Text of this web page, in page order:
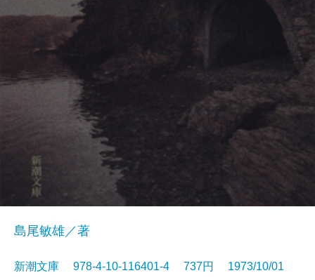
島尾敏雄／著
新潮文庫 978-4-10-116401-4 737円 1973/10/01